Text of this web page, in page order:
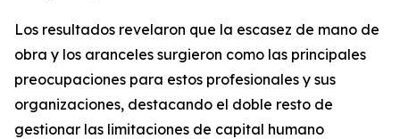
Los resultados revelaron que la escasez de mano de
obra y los aranceles surgieron como las principales
preocupaciones para estos profesionales y sus
organizaciones, destacando el doble resto de
gestionar las limitaciones de capital humano